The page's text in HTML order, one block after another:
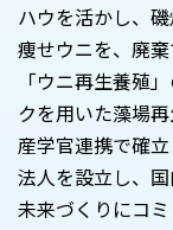
ハウを活かし、
痩せウニを、廃
「ウニ再生養殖
クを用いた藻場
産学官連携で確
法人を設立し、
未来づくりにコミ